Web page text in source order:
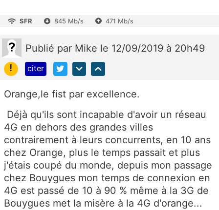
SFR 845 Mb/s 471 Mb/s
Publié par Mike le 12/09/2019 à 20h49
!
citer
Orange,le fist par excellence.
Déjà qu'ils sont incapable d'avoir un réseau
4G en dehors des grandes villes
contrairement à leurs concurrents, en 10 ans
chez Orange, plus le temps passait et plus
j'étais coupé du monde, depuis mon passage
chez Bouygues mon temps de connexion en
4G est passé de 10 à 90 % même à la 3G de
Bouygues met la misère à la 4G d'orange...